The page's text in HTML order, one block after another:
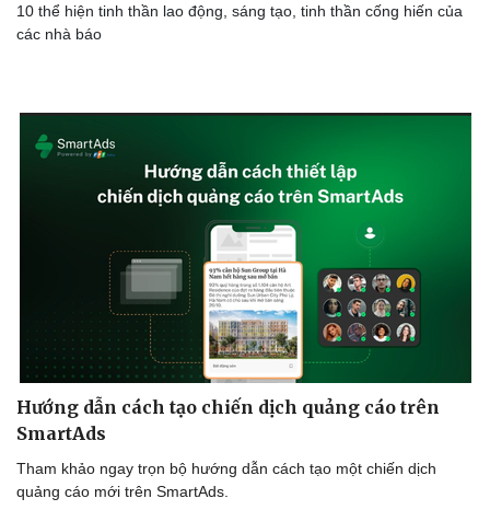
Dinh dưỡng - món ngon
Cây thuốc
Sản phụ khoa
Nhi khoa
Làm đẹp - giảm cân
Phòng mạch online
Đời sống
Nhà đẹp
Blog
Tình yêu - Gia đình
10 thể hiện tinh thần lao động, sáng tạo, tinh thần cống hiến của
các nhà báo
Hướng dẫn cách tạo chiến dịch quảng cáo trên
SmartAds
Tham khảo ngay trọn bộ hướng dẫn cách tạo một chiến dịch
quảng cáo mới trên SmartAds.